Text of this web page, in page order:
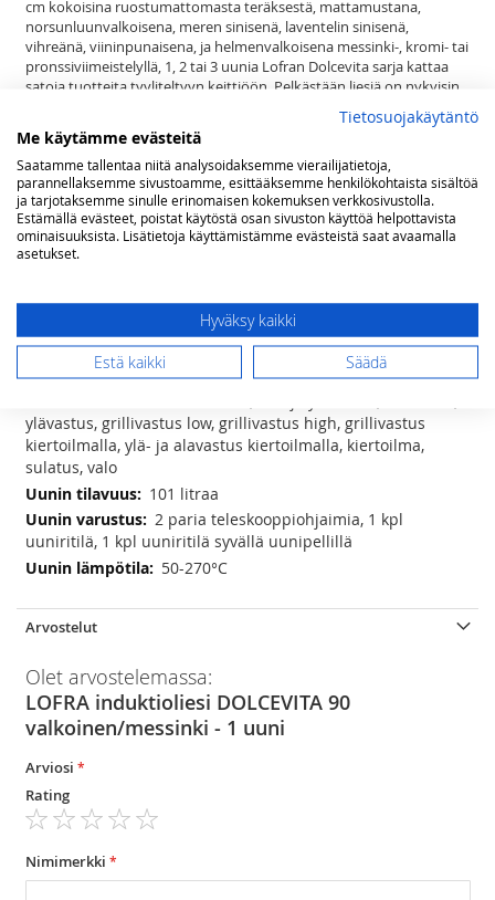
cm kokoisina ruostumattomasta teräksestä, mattamustana,
norsunluunvalkoisena, meren sinisenä, laventelin sinisenä,
vihreänä, viininpunaisena, ja helmenvalkoisena messinki-, kromi- tai
pronssiviimeistelyllä, 1, 2 tai 3 uunia Lofran Dolcevita sarja kattaa
satoja tuotteita tyyliteltyyn keittiöön. Pelkästään liesiä on nykyisin
jo yli 200 mallia. Lisäksi sarjasta löytyy sävy sävyyn esimerkiksi
liesituulettimet, builtin ja range top keittimet, jääkaapit, pakastimet,
mikroaaltouunit, combi uunit, viinikaapit, lämpölaatikot,
tiskikoneet, kahvinkeittimet, ruuan viilentimet, taustalevyt sekä
keittiön pienkoneet runsaine mahdollisuuksineen.
Se ei ole vain liesi. Dolcevita on elämäntapa.
Lisätietoja(lxsxk) 90 x 60 x 85(-90) cm
5 induktio keittoaluetta - 2 x ø 170mm
(1400 W) , 1 x ø 190mm (2000 W), 1 x ø 210mm (3000W), 1 x ø
300mm (3000W)
ylävastus, grillivastus low, grillivastus high, grillivastus
kiertoilmalla, ylä- ja alavastus kiertoilmalla, kiertoilma,
sulatus, valo
101 litraa
2 paria teleskooppiohjaimia, 1 kpl
uuniritilä, 1 kpl uuniritilä syvällä uunipellillä
50-270°C
Arvostelut
Olet arvostelemassa:
LOFRA induktioliesi DOLCEVITA 90
valkoinen/messinki - 1 uuni
Arviosi
Rating
star
stars
stars
stars
stars
Nimimerkki
Tietosuojakäytäntö
Me käytämme evästeitä
Saatamme tallentaa niitä analysoidaksemme vierailijatietoja,
parannellaksemme sivustoamme, esittääksemme henkilökohtaista sisältöä
ja tarjotaksemme sinulle erinomaisen kokemuksen verkkosivustolla.
Estämällä evästeet, poistat käytöstä osan sivuston käyttöä helpottavista
ominaisuuksista. Lisätietoja käyttämistämme evästeistä saat avaamalla
asetukset.
Hyväksy kaikki
Estä kaikki Säädä